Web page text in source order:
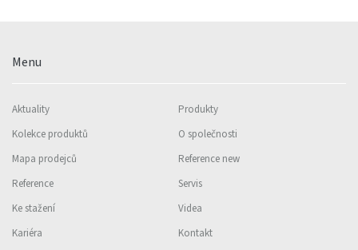
Menu
Aktuality
Produkty
Kolekce produktů
O společnosti
Mapa prodejců
Reference new
Reference
Servis
Ke stažení
Videa
Kariéra
Kontakt